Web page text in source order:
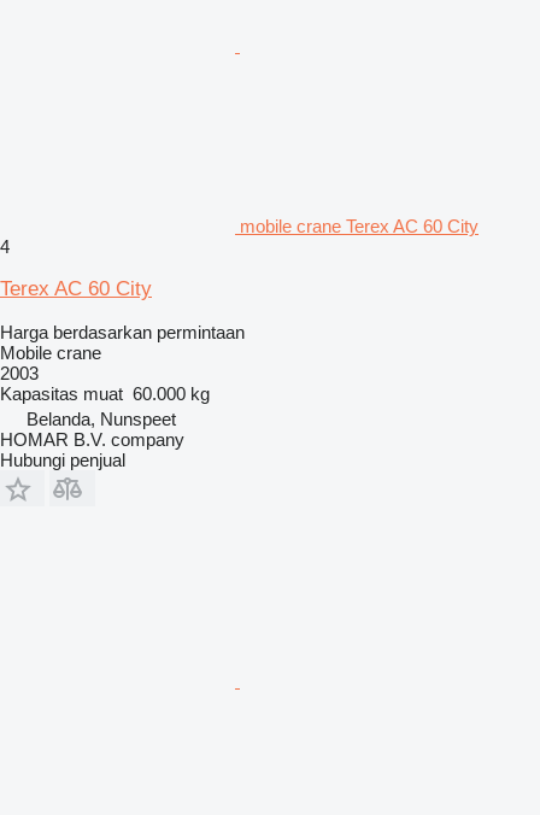
mobile crane Terex AC 60 City
4
Terex AC 60 City
Harga berdasarkan permintaan
Mobile crane
2003
Kapasitas muat 60.000 kg
Belanda, Nunspeet
HOMAR B.V. company
Hubungi penjual